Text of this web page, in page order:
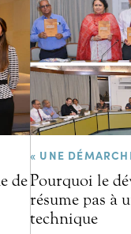
de
« UNE
Pourquoi le
résume pas à
technique